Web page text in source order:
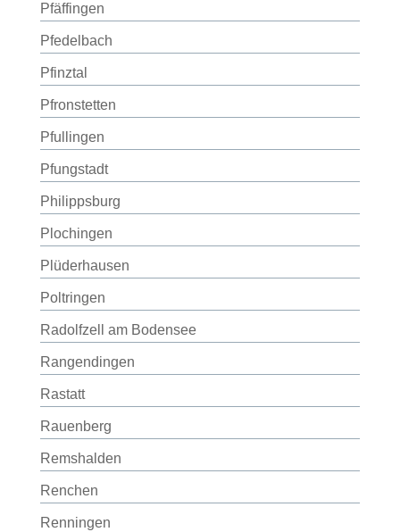
Pfäffingen
Pfedelbach
Pfinztal
Pfronstetten
Pfullingen
Pfungstadt
Philippsburg
Plochingen
Plüderhausen
Poltringen
Radolfzell am Bodensee
Rangendingen
Rastatt
Rauenberg
Remshalden
Renchen
Renningen